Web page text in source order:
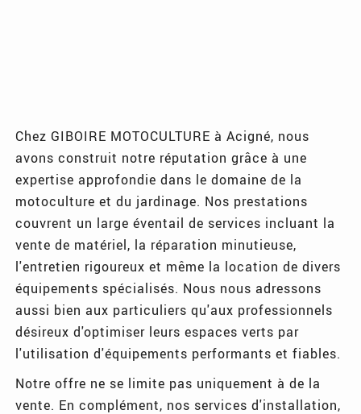
Chez GIBOIRE MOTOCULTURE à Acigné, nous
avons construit notre réputation grâce à une
expertise approfondie dans le domaine de la
motoculture et du jardinage. Nos prestations
couvrent un large éventail de services incluant la
vente de matériel, la réparation minutieuse,
l'entretien rigoureux et même la location de divers
équipements spécialisés. Nous nous adressons
aussi bien aux particuliers qu'aux professionnels
désireux d'optimiser leurs espaces verts par
l'utilisation d'équipements performants et fiables.
Notre offre ne se limite pas uniquement à de la
vente. En complément, nos services d'installation,